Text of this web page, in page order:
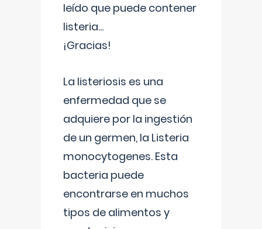
leído que puede contener
listeria...
¡Gracias!
La listeriosis es una
enfermedad que se
adquiere por la ingestión
de un germen, la Listeria
monocytogenes. Esta
bacteria puede
encontrarse en muchos
tipos de alimentos y